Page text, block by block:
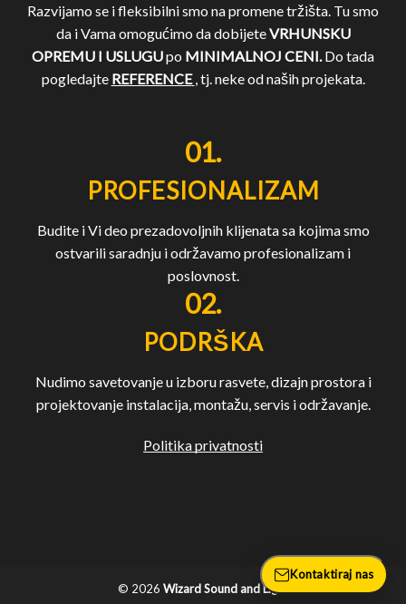
Razvijamo se i fleksibilni smo na promene tržišta. Tu smo
da i Vama omogućimo da dobijeteVRHUNSKU
OPREMU I USLUGUpo MINIMALNOJ CENI. Do tada
pogledajte REFERENCE , tj. neke od naših projekata.
01.
PROFESIONALIZAM
Budite i Vi deo prezadovoljnih klijenata sa kojima smo
ostvarili saradnju i održavamo profesionalizam i
poslovnost.
02.
PODRŠKA
Nudimo savetovanje u izboru rasvete, dizajn prostora i
projektovanje instalacija, montažu, servis i održavanje.
Politika privatnosti
© 2026 Wizard Sound and Light
Kontaktiraj nas